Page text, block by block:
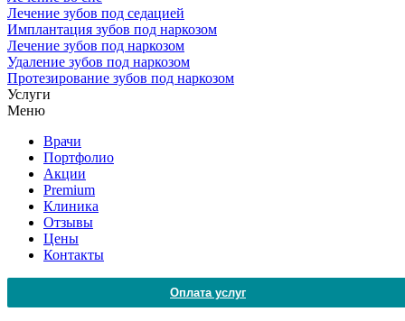
Лечение зубов под седацией
Имплантация зубов под наркозом
Лечение зубов под наркозом
Удаление зубов под наркозом
Протезирование зубов под наркозом
Услуги
Меню
Врачи
Портфолио
Акции
Premium
Клиника
Отзывы
Цены
Контакты
Оплата услуг